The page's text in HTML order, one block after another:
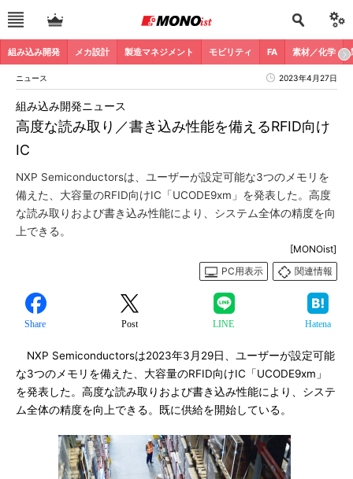
組み込み開発 メカ設計 製造マネジメント モビリティ FA 素材／化学
ニュース 2023年4月27日
高度な読み取り／書き込み性能を備えるRFID向け
IC
組み込み開発ニュース
NXP Semiconductorsは、ユーザーが設定可能な3つのメモリを
備えた、大容量のRFID向けIC「UCODE9xm」を発表した。高度
な読み取りおよび書き込み性能により、システム全体の精度を向
上できる。
[MONOist]
PC用表示
関連情報
Share Post LINE Hatena
NXP Semiconductorsは2023年3月29日、ユーザーが設定可能
な3つのメモリを備えた、大容量のRFID向けIC「UCODE9xm」
を発表した。高度な読み取りおよび書き込み性能により、システ
ム全体の精度を向上できる。既に供給を開始している。